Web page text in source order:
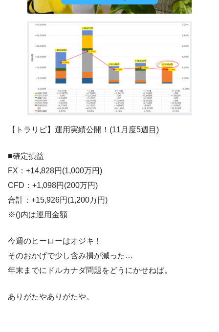
【トラリピ】運用実績公開！(11月度5週目)
■確定損益
FX：+14,828円(1,000万円)
CFD：+1,098円(200万円)
合計：+15,926円(1,200万円)
※()内は運用金額
今週のヒーローはオジキ！
そのおかげで少し含み損が減った…
年末までにドルカナダ問題をどうにかせねば。
ありがたやありがたや。